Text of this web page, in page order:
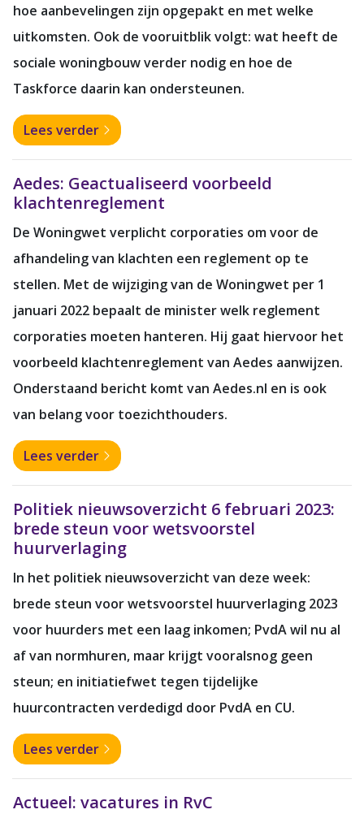
hoe aanbevelingen zijn opgepakt en met welke
uitkomsten. Ook de vooruitblik volgt: wat heeft de
sociale woningbouw verder nodig en hoe de
Taskforce daarin kan ondersteunen.
Lees verder
Aedes: Geactualiseerd voorbeeld
klachtenreglement
De Woningwet verplicht corporaties om voor de
afhandeling van klachten een reglement op te
stellen. Met de wijziging van de Woningwet per 1
januari 2022 bepaalt de minister welk reglement
corporaties moeten hanteren. Hij gaat hiervoor het
voorbeeld klachtenreglement van Aedes aanwijzen.
Onderstaand bericht komt van Aedes.nl en is ook
van belang voor toezichthouders.
Lees verder
Politiek nieuwsoverzicht 6 februari 2023:
brede steun voor wetsvoorstel
huurverlaging
In het politiek nieuwsoverzicht van deze week:
brede steun voor wetsvoorstel huurverlaging 2023
voor huurders met een laag inkomen; PvdA wil nu al
af van normhuren, maar krijgt vooralsnog geen
steun; en initiatiefwet tegen tijdelijke
huurcontracten verdedigd door PvdA en CU.
Lees verder
Actueel: vacatures in RvC